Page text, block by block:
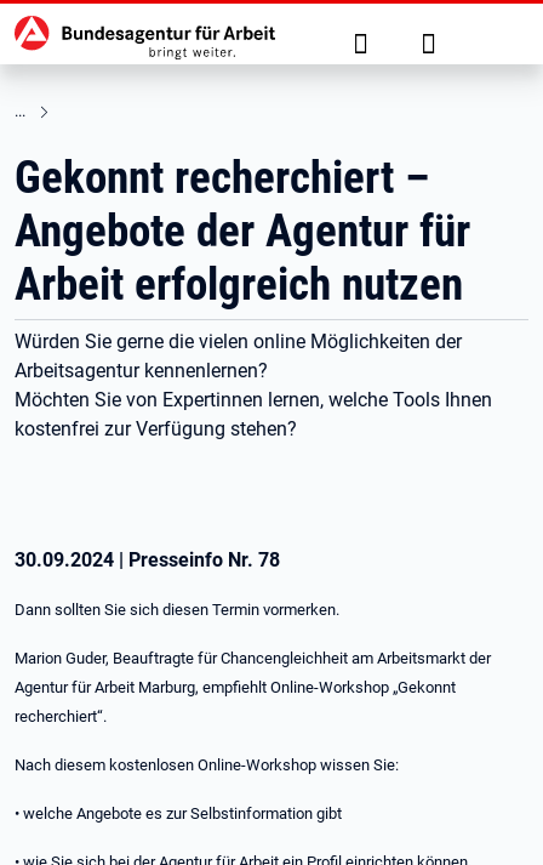
zu den Hauptinhalten springen
Hauptnavigation Suche Anmelden
Gekonnt recherchiert –
Angebote der Agentur für
Arbeit erfolgreich nutzen
Würden Sie gerne die vielen online Möglichkeiten der
Arbeitsagentur kennenlernen?
Möchten Sie von Expertinnen lernen, welche Tools Ihnen
kostenfrei zur Verfügung stehen?
30.09.2024 | Presseinfo Nr. 78
Dann sollten Sie sich diesen Termin vormerken.
Marion Guder, Beauftragte für Chancengleichheit am Arbeitsmarkt der
Agentur für Arbeit Marburg, empfiehlt Online-Workshop „Gekonnt
recherchiert“.
Nach diesem kostenlosen Online-Workshop wissen Sie:
• welche Angebote es zur Selbstinformation gibt